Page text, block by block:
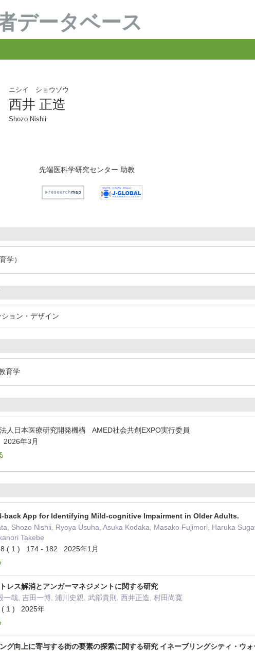
データベース
ニシイ ショウゾウ
西井 正造
Shozo Nishii
先端医科学研究センター 助教
学）
ョン・デザイン
育学
人日本医療研究開発機構 AMED社会共創EXPO実行委員
2026年3月
back App for Identifying Mild-cognitive Impairment in Older Adults.
Shozo Nishii, Ryoya Usuha, Asuka Kodaka, Masako Fujimori, Haruka
Takebe
( 1 ) 174 - 182 2025年1月
レス解消とアンガーマネジメントに関する研究
一哉, 吉田一博, 浦川史親, 武部貴則, 西井正造, 村田尚寛
1 ) 2025年
グ向上に寄与する街の要素の探索に関する研究 イネーブリングシティ・ウ